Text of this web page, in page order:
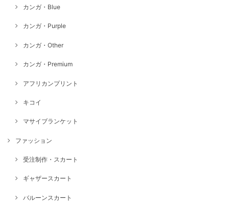
カンガ・Blue
カンガ・Purple
カンガ・Other
カンガ・Premium
アフリカンプリント
キコイ
マサイブランケット
ファッション
受注制作・スカート
ギャザースカート
バルーンスカート